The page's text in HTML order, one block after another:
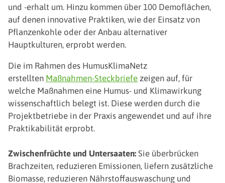
und -erhalt um. Hinzu kommen über 100 Demoflächen,
auf denen innovative Praktiken, wie der Einsatz von
Pflanzenkohle oder der Anbau alternativer
Hauptkulturen, erprobt werden.
Die im Rahmen des HumusKlimaNetz
erstellten Maßnahmen-Steckbriefe zeigen auf, für
welche Maßnahmen eine Humus- und Klimawirkung
wissenschaftlich belegt ist. Diese werden durch die
Projektbetriebe in der Praxis angewendet und auf ihre
Praktikabilität erprobt.
Zwischenfrüchte und Untersaaten: Sie überbrücken
Brachzeiten, reduzieren Emissionen, liefern zusätzliche
Biomasse, reduzieren Nährstoffauswaschung und